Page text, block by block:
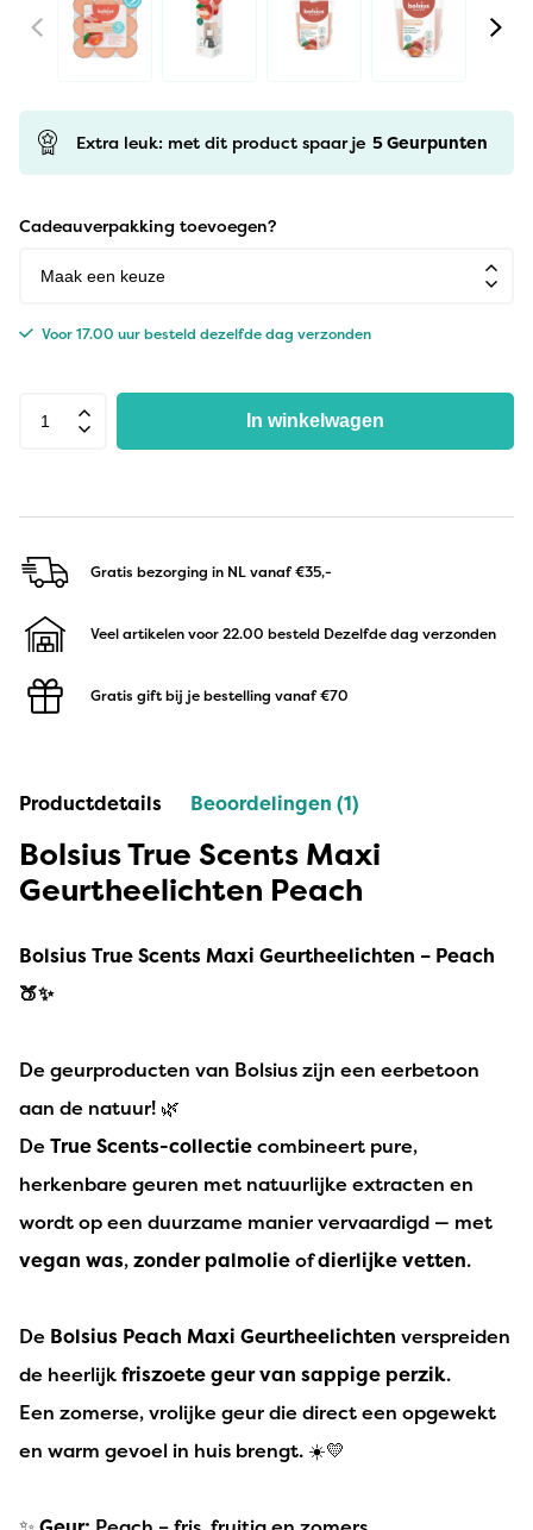
Extra leuk: met dit product spaar je 5Geurpunten
Cadeauverpakking toevoegen?
Voor 17.00 uur besteld dezelfde dag verzonden
In winkelwagen
Gratis bezorging in NLvanaf €35,-
Veel artikelen voor 22.00 besteld Dezelfde dag verzonden
Gratis gift bij je bestelling vanaf €70
Productdetails Beoordelingen (1)
Bolsius True Scents Maxi
Geurtheelichten Peach
Bolsius True Scents Maxi Geurtheelichten – Peach
🍑✨
De geurproducten van Bolsius zijn een eerbetoon
aan de natuur! 🌿
De True Scents-collectiecombineert pure,
herkenbare geuren met natuurlijke extracten en
wordt op een duurzame manier vervaardigd — met
vegan was,zonder palmolieofdierlijke vetten.
De Bolsius Peach Maxi Geurtheelichten verspreiden
de heerlijkfriszoete geur van sappige perzik.
Een zomerse, vrolijke geur die direct een opgewekt
en warm gevoel in huis brengt. ☀️💛